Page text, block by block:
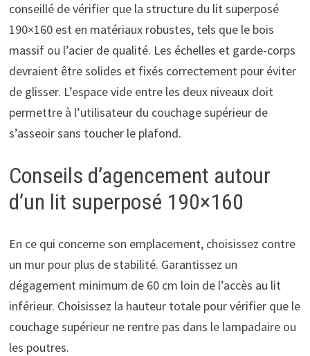
conseillé de vérifier que la structure du lit superposé
190×160 est en matériaux robustes, tels que le bois
massif ou l’acier de qualité. Les échelles et garde-corps
devraient être solides et fixés correctement pour éviter
de glisser. L’espace vide entre les deux niveaux doit
permettre à l’utilisateur du couchage supérieur de
s’asseoir sans toucher le plafond.
Conseils d’agencement autour
d’un lit superposé 190×160
En ce qui concerne son emplacement, choisissez contre
un mur pour plus de stabilité. Garantissez un
dégagement minimum de 60 cm loin de l’accès au lit
inférieur. Choisissez la hauteur totale pour vérifier que le
couchage supérieur ne rentre pas dans le lampadaire ou
les poutres.